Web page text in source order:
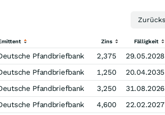
Zins Fälligkeit
Pfandbriefbank 2,375 29.05.2028
Pfandbriefbank 1,250 20.04.2035
Pfandbriefbank 3,250 31.08.2026
Pfandbriefbank 4,600 22.02.2027